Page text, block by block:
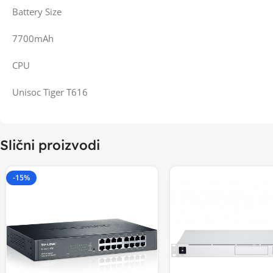
Battery Size
7700mAh
CPU
Unisoc Tiger T616
Slični proizvodi
-15%